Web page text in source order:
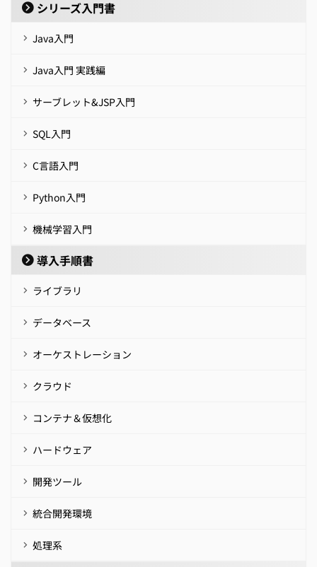
シリーズ入門書
Java入門
Java入門 実践編
サーブレット&JSP入門
SQL入門
C言語入門
Python入門
機械学習入門
導入手順書
ライブラリ
データベース
オーケストレーション
クラウド
コンテナ＆仮想化
ハードウェア
開発ツール
統合開発環境
処理系